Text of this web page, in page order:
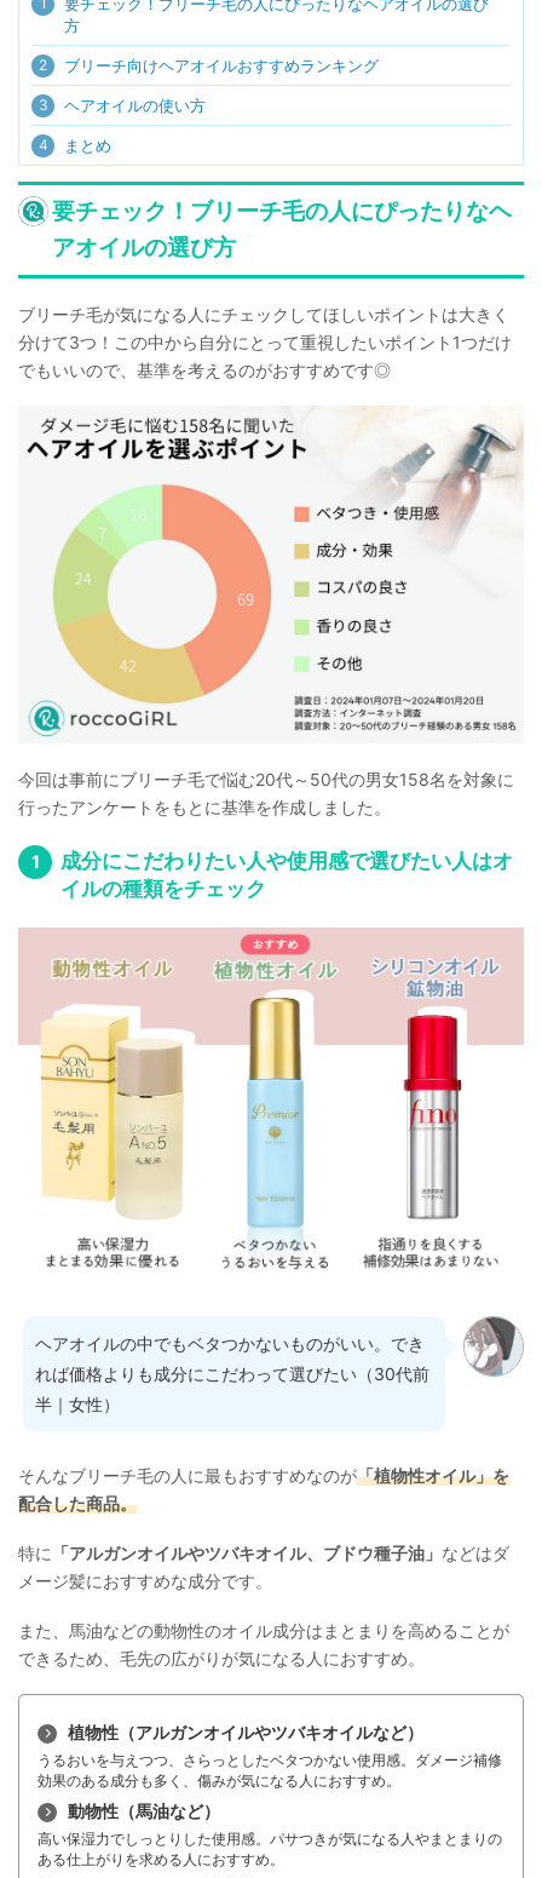
要チェック！ブリーチ毛の人にぴったりなヘアオイルの選び
方
2 ブリーチ向けヘアオイルおすすめランキング
3 ヘアオイルの使い方
4 まとめ
要チェック！ブリーチ毛の人にぴったりなヘ
アオイルの選び方
ブリーチ毛が気になる人にチェックしてほしいポイントは大きく
分けて3つ！この中から自分にとって重視したいポイント1つだけ
でもいいので、基準を考えるのがおすすめです◎
今回は事前にブリーチ毛で悩む20代～50代の男女158名を対象に
行ったアンケートをもとに基準を作成しました。
成分にこだわりたい人や使用感で選びたい人はオ
イルの種類をチェック
ヘアオイルの中でもベタつかないものがいい。でき
れば価格よりも成分にこだわって選びたい（30代前
半｜女性）
そんなブリーチ毛の人に最もおすすめなのが「植物性オイル」を
配合した商品。
特に 「アルガンオイルやツバキオイル、ブドウ種子油」 などはダ
メージ髪におすすめな成分です。
また、馬油などの動物性のオイル成分はまとまりを高めることが
できるため、毛先の広がりが気になる人におすすめ。
植物性（アルガンオイルやツバキオイルなど）
うるおいを与えつつ、さらっとしたベタつかない使用感。ダメージ補修
効果のある成分も多く、傷みが気になる人におすすめ。
動物性（馬油など）
高い保湿力でしっとりした使用感。パサつきが気になる人やまとまりの
ある仕上がりを求める人におすすめ。